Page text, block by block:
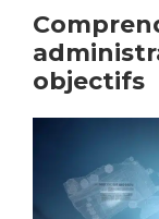
objectifs